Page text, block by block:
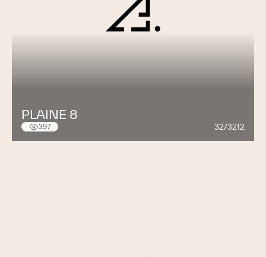
PLAINE 8
397 32/3212